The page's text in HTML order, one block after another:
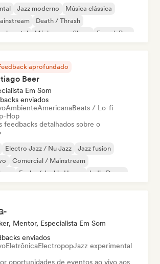
Jazz moderno
Música clássica
Death / Thrash
Música para filmes French Pop
aprofundado
Beer
Em Som
enviados
AmbienteAmericanaBeats / Lo-fi
Hop
feedbacks detalhados sobre o
Electro Jazz / Nu Jazz
Jazz fusion
Comercial / Mainstream
Funky / Jackin House Indie Dance
Mentor, Especialista Em Som
enviados
EletrônicaElectropopJazz experimental
oportunidades de eventos ao vivo aos